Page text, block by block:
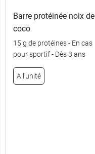
Barre protéinée noix de
coco
15 g de protéines - En cas
pour sportif - Dès 3 ans
A l'unité